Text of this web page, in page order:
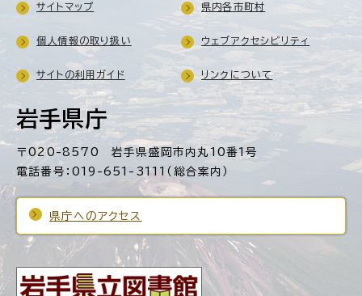
岩手県庁
〒020-8570 岩手県盛岡市内丸10番1号
電話番号：019-651-3111（総合案内）
県庁へのアクセス
サイトマップ 県内各市町村
個人情報の取り扱い ウェブアクセシビリティ
サイトの利用ガイド リンクについて